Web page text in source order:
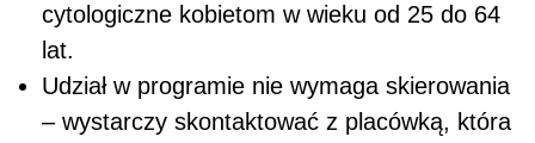
cytologiczne kobietom w wieku od 25 do 64
lat.
Udział w programie nie wymaga skierowania
– wystarczy skontaktować z placówką, która